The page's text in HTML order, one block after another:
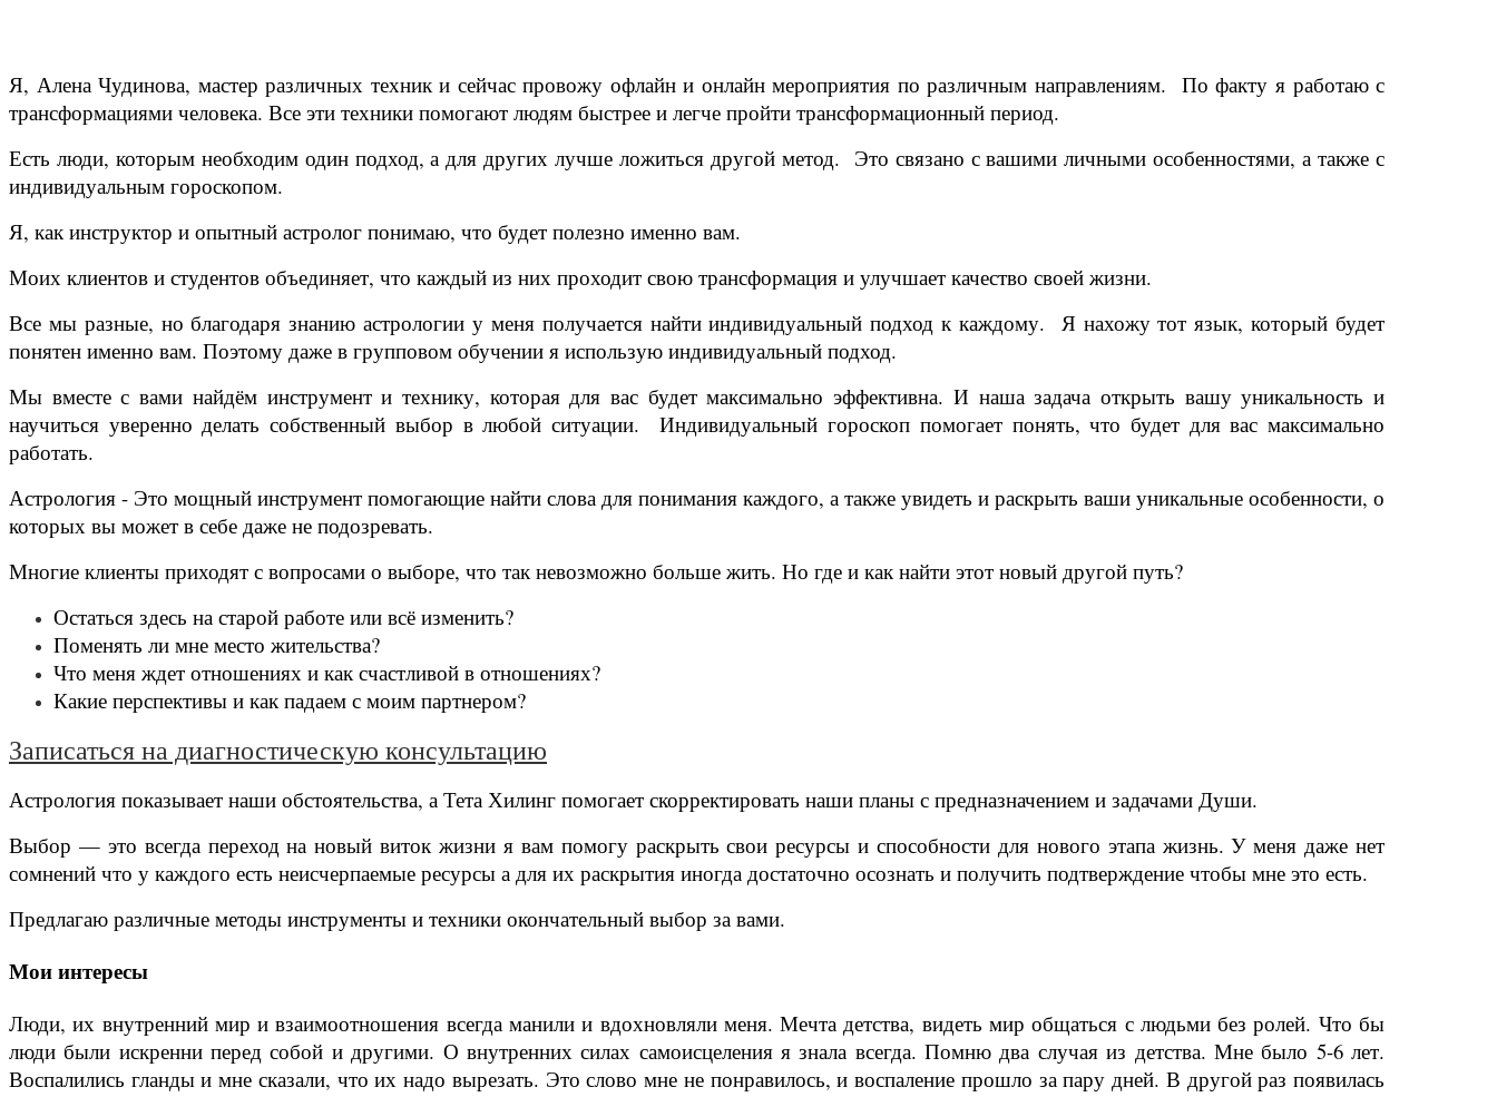
Я, Алена Чудинова, мастер различных техник и сейчас провожу офлайн и онлайн мероприятия по различным направлениям. По факту я работаю с
трансформациями человека. Все эти техники помогают людям быстрее и легче пройти трансформационный период.
Есть люди, которым необходим один подход, а для других лучше ложиться другой метод. Это связано с вашими личными особенностями, а также с
индивидуальным гороскопом.
Я, как инструктор и опытный астролог понимаю, что будет полезно именно вам.
Моих клиентов и студентов объединяет, что каждый из них проходит свою трансформация и улучшает качество своей жизни.
Все мы разные, но благодаря знанию астрологии у меня получается найти индивидуальный подход к каждому. Я нахожу тот язык, который будет
понятен именно вам. Поэтому даже в групповом обучении я использую индивидуальный подход.
Мы вместе с вами найдём инструмент и технику, которая для вас будет максимально эффективна. И наша задача открыть вашу уникальность и
научиться уверенно делать собственный выбор в любой ситуации. Индивидуальный гороскоп помогает понять, что будет для вас максимально
работать.
Астрология - Это мощный инструмент помогающие найти слова для понимания каждого, а также увидеть и раскрыть ваши уникальные особенности, о
которых вы может в себе даже не подозревать.
Многие клиенты приходят с вопросами о выборе, что так невозможно больше жить. Но где и как найти этот новый другой путь?
Остаться здесь на старой работе или всё изменить?
Поменять ли мне место жительства?
Что меня ждет отношениях и как счастливой в отношениях?
Какие перспективы и как падаем с моим партнером?
Записаться на диагностическую консультацию
Астрология показывает наши обстоятельства, а Тета Хилинг помогает скорректировать наши планы с предназначением и задачами Души.
Выбор — это всегда переход на новый виток жизни я вам помогу раскрыть свои ресурсы и способности для нового этапа жизнь. У меня даже нет
сомнений что у каждого есть неисчерпаемые ресурсы а для их раскрытия иногда достаточно осознать и получить подтверждение чтобы мне это есть.
Предлагаю различные методы инструменты и техники окончательный выбор за вами.
Мои интересы
Люди, их внутренний мир и взаимоотношения всегда манили и вдохновляли меня. Мечта детства, видеть мир общаться с людьми без ролей. Что бы
люди были искренни перед собой и другими. О внутренних силах самоисцеления я знала всегда. Помню два случая из детства. Мне было 5-6 лет.
Воспалились гланды и мне сказали, что их надо вырезать. Это слово мне не понравилось, и воспаление прошло за пару дней. В другой раз появилась